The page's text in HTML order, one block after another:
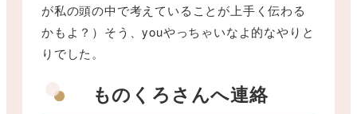
が私の頭の中で考えていることが上手く伝わる
かもよ？）そう、youやっちゃいなよ的なやりと
りでした。
ものくろさんへ連絡